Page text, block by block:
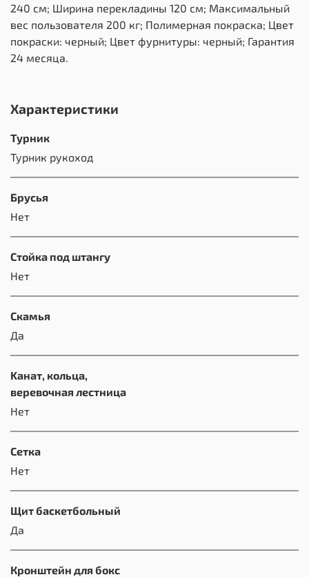
240 см; Ширина перекладины 120 см; Максимальный
вес пользователя 200 кг; Полимерная покраска; Цвет
покраски: черный; Цвет фурнитуры: черный; Гарантия
24 месяца.
Характеристики
Турник
Турник рукоход
Брусья
Нет
Стойка под штангу
Нет
Скамья
Да
Kанат, кольца,
веревочная лестница
Нет
Сетка
Нет
Щит баскетбольный
Да
Кронштейн для бокс